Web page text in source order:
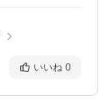
いいね 0